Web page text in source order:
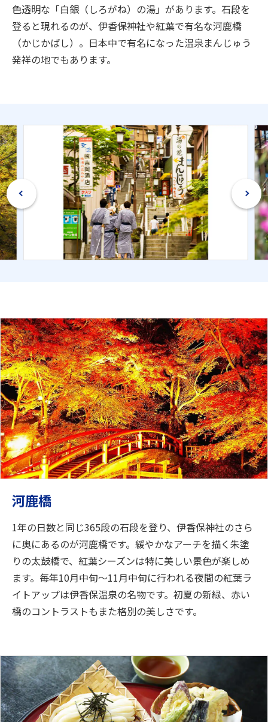
色透明な「白銀（しろがね）の湯」があります。石段を
登ると現れるのが、伊香保神社や紅葉で有名な河鹿橋
（かじかばし）。日本中で有名になった温泉まんじゅう
発祥の地でもあります。
河鹿橋
1年の日数と同じ365段の石段を登り、伊香保神社のさら
に奥にあるのが河鹿橋です。緩やかなアーチを描く朱塗
りの太鼓橋で、紅葉シーズンは特に美しい景色が楽しめ
ます。毎年10月中旬～11月中旬に行われる夜間の紅葉ラ
イトアップは伊香保温泉の名物です。初夏の新緑、赤い
橋のコントラストもまた格別の美しさです。